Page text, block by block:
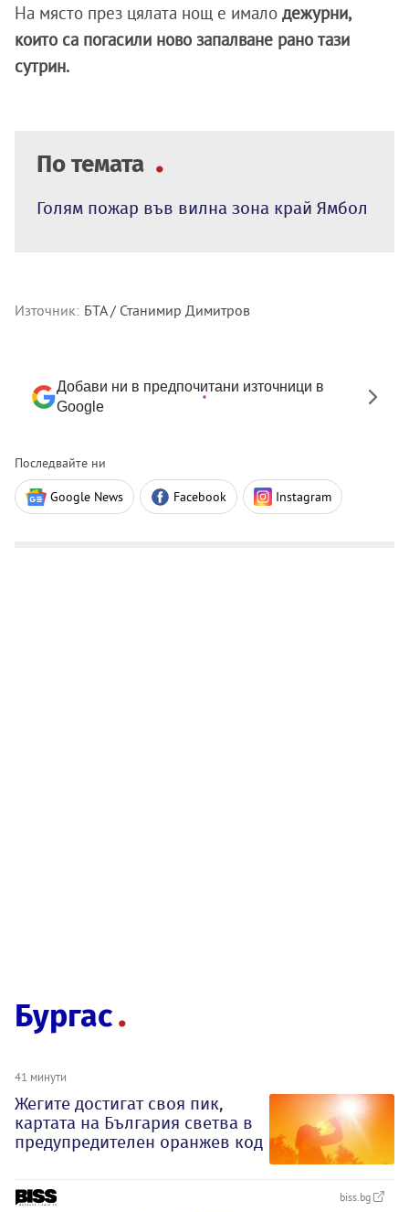
На място през цялата нощ е имало дежурни,
които са погасили ново запалване рано тази
сутрин.
По темата
Голям пожар във вилна зона край Ямбол
Източник: БТА / Станимир Димитров
Добави ни в предпочитани източници в
Google
Последвайте ни
Google News Facebook Instagram
Бургас
41 минути
Жегите достигат своя пик,
картата на България светва в
предупредителен оранжев код
biss.bg